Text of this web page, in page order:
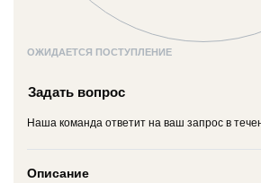
ОЖИДАЕТСЯ ПОСТУПЛЕНИЕ
Задать вопрос
Наша команда ответит на ваш запрос в
Описание